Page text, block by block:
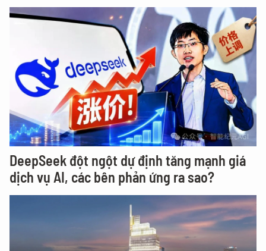
DeepSeek đột ngột dự định tăng mạnh giá
dịch vụ AI, các bên phản ứng ra sao?